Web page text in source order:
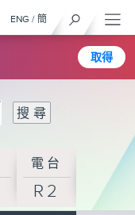
取得
ENG / 簡
電台
R2